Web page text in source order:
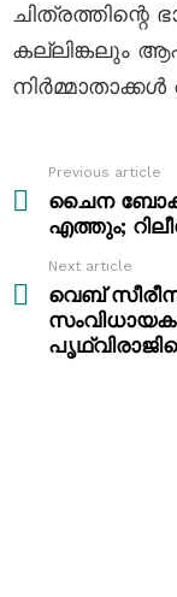
ചിത്രത്തിന്റെ
കല്ലിങ്കലും
more
Previous article
ചൈന
എത്തും;
Next article
വെബ്